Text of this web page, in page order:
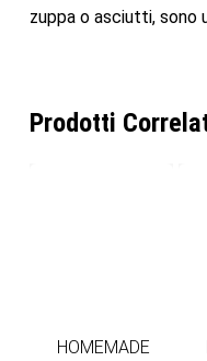
zuppa o asciutti, sono
Prodotti
HOMEMADE